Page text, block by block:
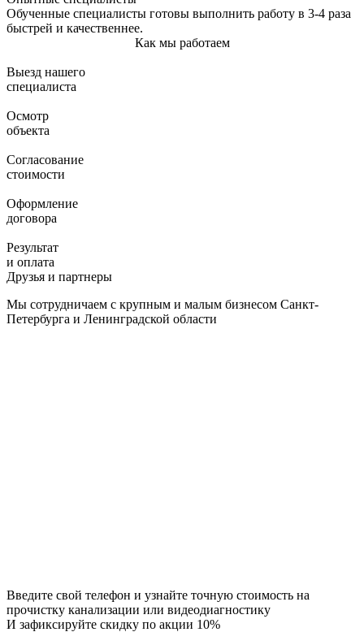
Обученные специалисты готовы выполнить работу в 3-4 раза
быстрей и качественнее.
Как мы работаем
Выезд нашего
специалиста
Осмотр
объекта
Согласование
стоимости
Оформление
договора
Результат
и оплата
Друзья и партнеры
Мы сотрудничаем с крупным и малым бизнесом Санкт-
Петербурга и Ленинградской области
Введите свой телефон и узнайте точную стоимость на
прочистку канализации или видеодиагностику
И зафиксируйте скидку по акции 10%